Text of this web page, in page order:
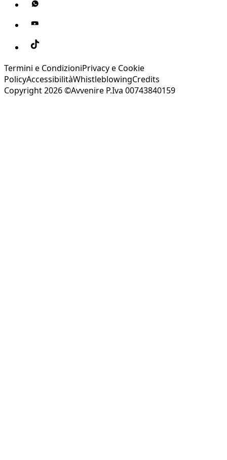
Termini e CondizioniPrivacy e Cookie
PolicyAccessibilitàWhistleblowingCredits
Copyright 2026 ©Avvenire P.Iva 00743840159